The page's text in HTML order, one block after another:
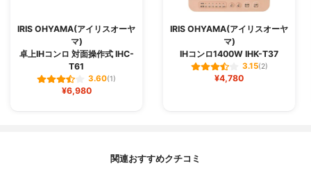
IRIS OHYAMA(アイリスオーヤ
マ)
卓上IHコンロ 対面操作式 IHC-
T61
3.60(1)
¥6,980
IRIS OHYAMA(アイリスオーヤ
マ)
IHコンロ1400W IHK-T37
3.15(2)
¥4,780
関連おすすめクチコミ